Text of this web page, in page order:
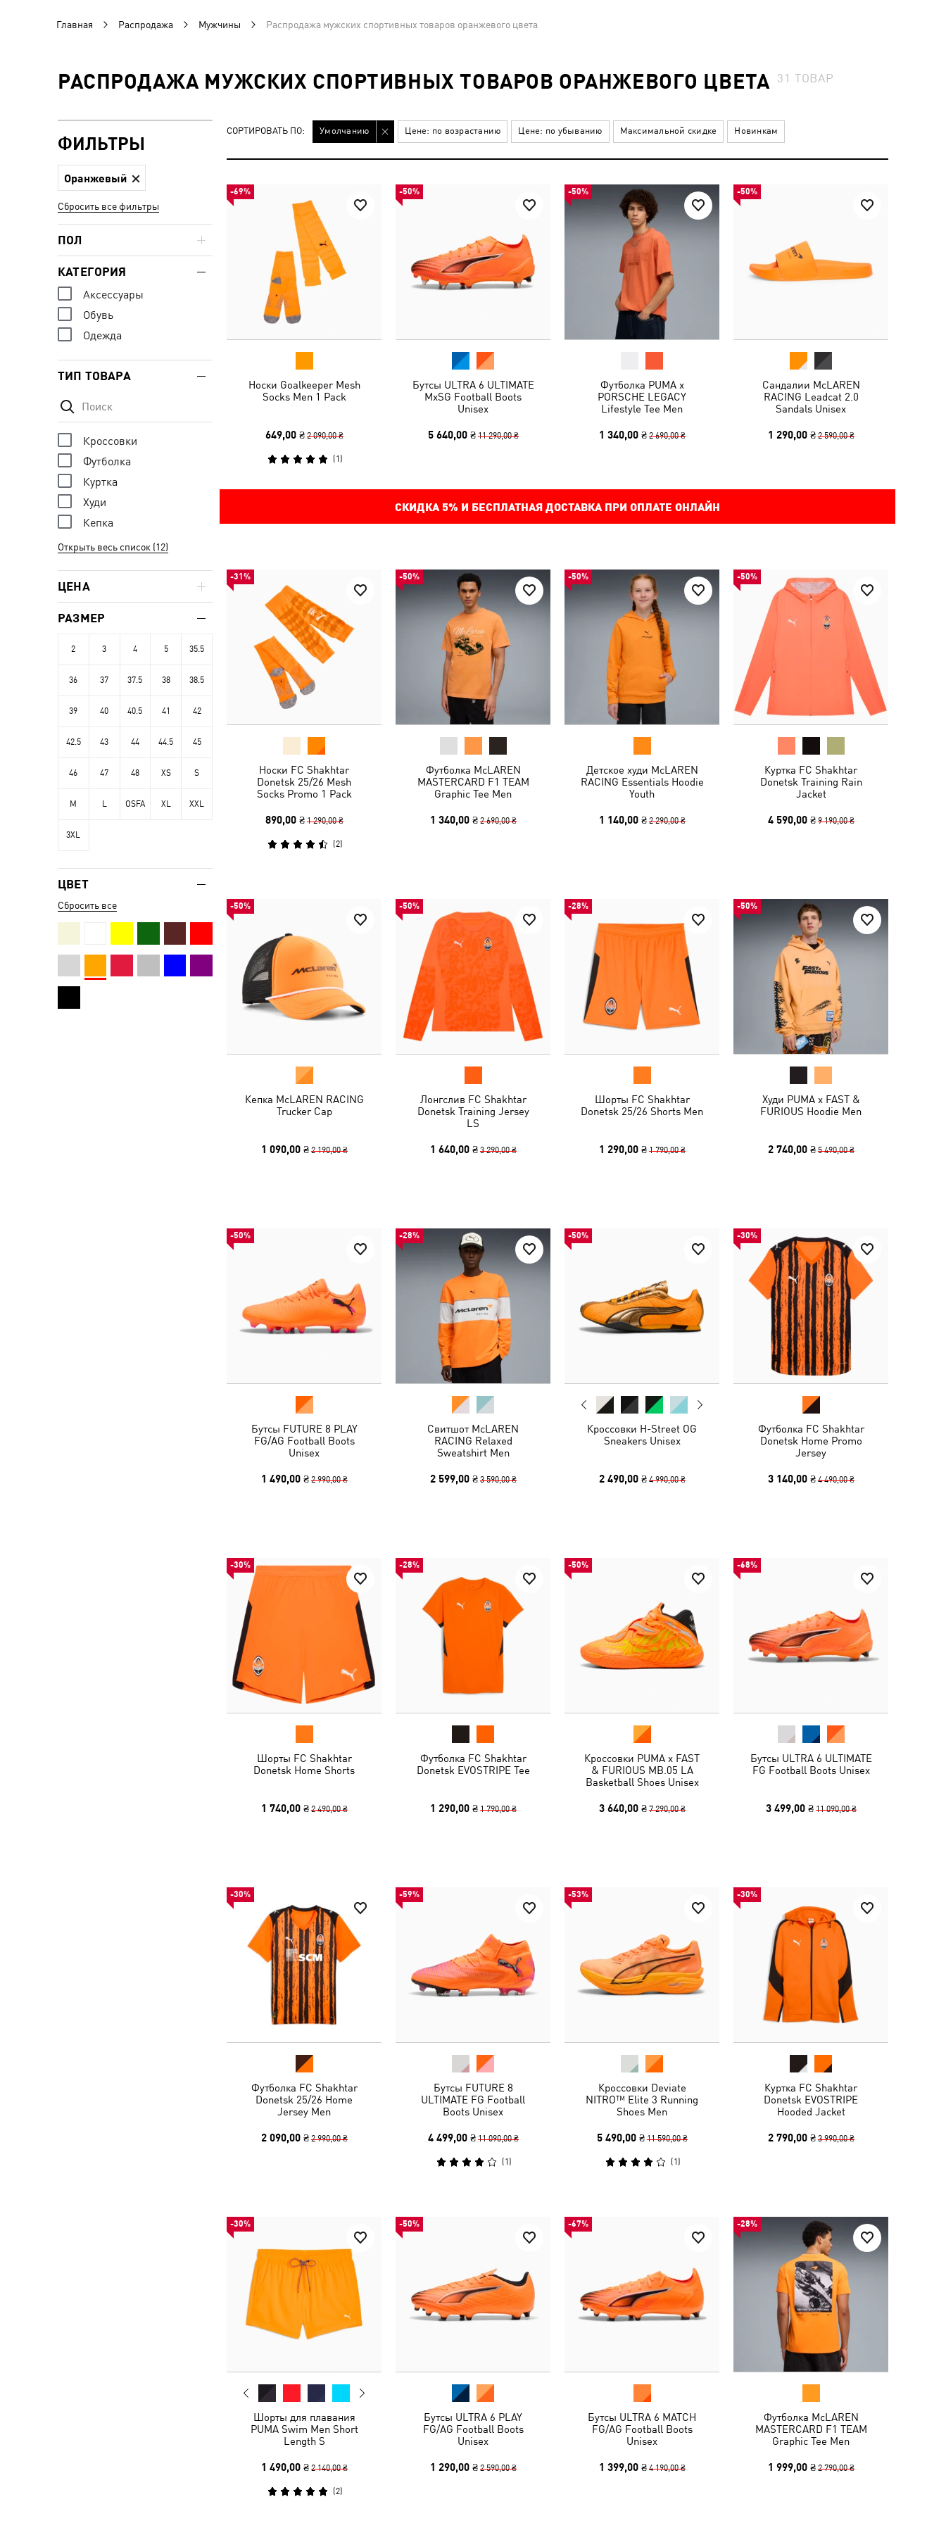
Главная Распродажа Мужчины Распродажа мужских спортивных товаров оранжевого цвета
РАСПРОДАЖА МУЖСКИХ СПОРТИВНЫХ ТОВАРОВ ОРАНЖЕВОГО ЦВЕТА 31 ТОВАР
СОРТИРОВАТЬ ПО: Умолчанию Цене: по возрастанию Цене: по убыванию Максимальной скидке Новинкам
-69%
Носки Goalkeeper Mesh
Socks Men 1 Pack
649,00 ₴ 2 090,00 ₴
(1 )
-50%
Бутсы ULTRA 6 ULTIMATE
MxSG Football Boots
Unisex
5 640,00 ₴ 11 290,00 ₴
-50%
Футболка PUMA x
PORSCHE LEGACY
Lifestyle Tee Men
1 340,00 ₴ 2 690,00 ₴
-50%
Сандалии McLAREN
RACING Leadcat 2.0
Sandals Unisex
1 290,00 ₴ 2 590,00 ₴
СКИДКА 5% И БЕСПЛАТНАЯ ДОСТАВКА ПРИ ОПЛАТЕ ОНЛАЙН
-31%
Носки FC Shakhtar
Donetsk 25/26 Mesh
Socks Promo 1 Pack
890,00 ₴ 1 290,00 ₴
(2)
-50%
Футболка McLAREN
MASTERCARD F1 TEAM
Graphic Tee Men
1 340,00 ₴ 2 690,00 ₴
-50%
Детское худи McLAREN
RACING Essentials Hoodie
Youth
1 140,00 ₴ 2 290,00 ₴
-50%
Куртка FC Shakhtar
Donetsk Training Rain
Jacket
4 590,00 ₴ 9 190,00 ₴
-50%
Кепка McLAREN RACING
Trucker Cap
1 090,00 ₴ 2 190,00 ₴
-50%
Лонгслив FC Shakhtar
Donetsk Training Jersey
LS
1 640,00 ₴ 3 290,00 ₴
-28%
Шорты FC Shakhtar
Donetsk 25/26 Shorts Men
1 290,00 ₴ 1 790,00 ₴
-50%
Худи PUMA x FAST &
FURIOUS Hoodie Men
2 740,00 ₴ 5 490,00 ₴
-50%
Бутсы FUTURE 8 PLAY
FG/AG Football Boots
Unisex
1 490,00 ₴ 2 990,00 ₴
-28%
Свитшот McLAREN
RACING Relaxed
Sweatshirt Men
2 599,00 ₴ 3 590,00 ₴
-50%
Кроссовки H-Street OG
Sneakers Unisex
2 490,00 ₴ 4 990,00 ₴
-30%
Футболка FC Shakhtar
Donetsk Home Promo
Jersey
3 140,00 ₴ 4 490,00 ₴
-30%
Шорты FC Shakhtar
Donetsk Home Shorts
1 740,00 ₴ 2 490,00 ₴
-28%
Футболка FC Shakhtar
Donetsk EVOSTRIPE Tee
1 290,00 ₴ 1 790,00 ₴
-50%
Кроссовки PUMA x FAST
& FURIOUS MB.05 LA
Basketball Shoes Unisex
3 640,00 ₴ 7 290,00 ₴
-68%
Бутсы ULTRA 6 ULTIMATE
FG Football Boots Unisex
3 499,00 ₴ 11 090,00 ₴
-30%
Футболка FC Shakhtar
Donetsk 25/26 Home
Jersey Men
2 090,00 ₴ 2 990,00 ₴
-59%
Бутсы FUTURE 8
ULTIMATE FG Football
Boots Unisex
4 499,00 ₴ 11 090,00 ₴
(1 )
-53%
Кроссовки Deviate
NITRO™ Elite 3 Running
Shoes Men
5 490,00 ₴ 11 590,00 ₴
(1 )
-30%
Куртка FC Shakhtar
Donetsk EVOSTRIPE
Hooded Jacket
2 790,00 ₴ 3 990,00 ₴
-30%
Шорты для плавания
PUMA Swim Men Short
Length S
1 490,00 ₴ 2 140,00 ₴
(2)
-50%
Бутсы ULTRA 6 PLAY
FG/AG Football Boots
Unisex
1 290,00 ₴ 2 590,00 ₴
-67%
Бутсы ULTRA 6 MATCH
FG/AG Football Boots
Unisex
1 399,00 ₴ 4 190,00 ₴
-28%
Футболка McLAREN
MASTERCARD F1 TEAM
Graphic Tee Men
1 999,00 ₴ 2 790,00 ₴
ФИЛЬТРЫ
Оранжевый
Сбросить все фильтры
ПОЛ
КАТЕГОРИЯ
Аксессуары
Обувь
Одежда
ТИП ТОВАРА
Кроссовки
Футболка
Куртка
Худи
Кепка
Открыть весь список (12)
ЦЕНА
РАЗМЕР
2 3 4 5 35.5
36 37 37.5 38 38.5
39 40 40.5 41 42
42.5 43 44 44.5 45
46 47 48 XS S
M L OSFA XL XXL
3XL
ЦВЕТ
Сбросить все